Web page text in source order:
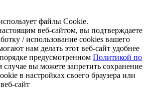
файлы Cookie.
веб-сайтом, вы подтверждаете
/ использование cookies вашего
нам делать этот веб-сайт удобнее
предусмотренном Политикой по
вы можете запретить сохранение
в настройках своего браузера или
сайт